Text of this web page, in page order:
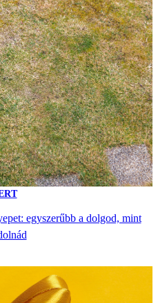
egyszerűbb a dolgod, mint